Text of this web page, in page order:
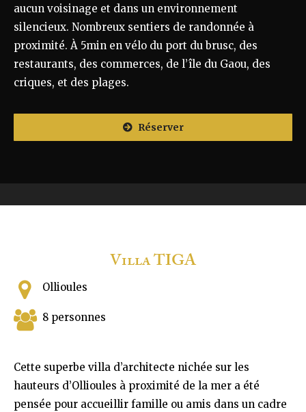
aucun voisinage et dans un environnement
silencieux. Nombreux sentiers de randonnée à
proximité. À 5min en vélo du port du brusc, des
restaurants, des commerces, de l’île du Gaou, des
criques, et des plages.
Réserver
Villa TIGA
Ollioules
8 personnes
Cette superbe villa d’architecte nichée sur les
hauteurs d’Ollioules à proximité de la mer a été
pensée pour accueillir famille ou amis dans un cadre